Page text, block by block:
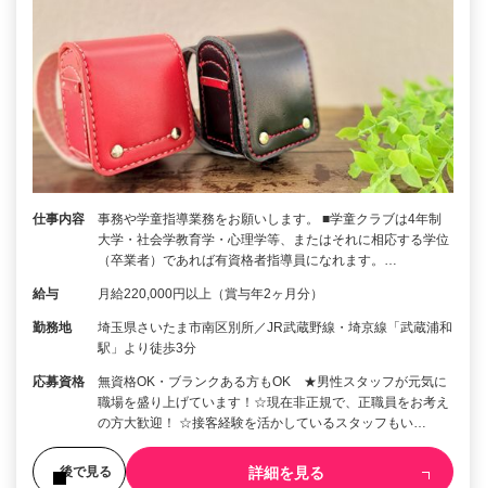
仕事内容
事務や学童指導業務をお願いします。 ■学童クラブは4年制
大学・社会学教育学・心理学等、またはそれに相応する学位
（卒業者）であれば有資格者指導員になれます。…
給与 月給220,000円以上（賞与年2ヶ月分）
勤務地
埼玉県さいたま市南区別所／JR武蔵野線・埼京線「武蔵浦和
駅」より徒歩3分
応募資格
無資格OK・ブランクある方もOK ★男性スタッフが元気に
職場を盛り上げています！☆現在非正規で、正職員をお考え
の方大歓迎！ ☆接客経験を活かしているスタッフもい…
後で見る 詳細を見る